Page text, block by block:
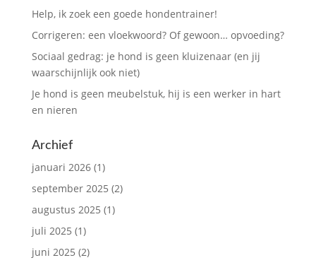
Help, ik zoek een goede hondentrainer!
Corrigeren: een vloekwoord? Of gewoon… opvoeding?
Sociaal gedrag: je hond is geen kluizenaar (en jij
waarschijnlijk ook niet)
Je hond is geen meubelstuk, hij is een werker in hart
en nieren
Archief
januari 2026(1)
september 2025 (2)
augustus 2025 (1)
juli 2025 (1)
juni 2025 (2)